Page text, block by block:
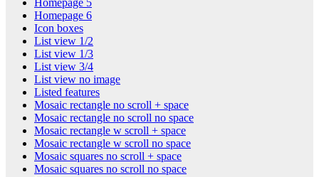
Homepage 6
Icon boxes
List view 1/2
List view 1/3
List view 3/4
List view no image
Listed features
Mosaic rectangle no scroll + space
Mosaic rectangle no scroll no space
Mosaic rectangle w scroll + space
Mosaic rectangle w scroll no space
Mosaic squares no scroll + space
Mosaic squares no scroll no space